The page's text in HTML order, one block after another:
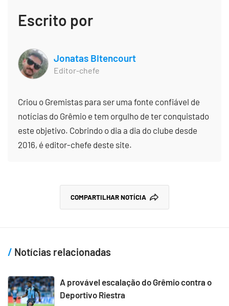
Escrito por
Jonatas Bitencourt
Editor-chefe
Criou o Gremistas para ser uma fonte confiável de
notícias do Grêmio e tem orgulho de ter conquistado
este objetivo. Cobrindo o dia a dia do clube desde
2016, é editor-chefe deste site.
COMPARTILHAR NOTÍCIA
Notícias relacionadas
A provável escalação do Grêmio contra o
Deportivo Riestra